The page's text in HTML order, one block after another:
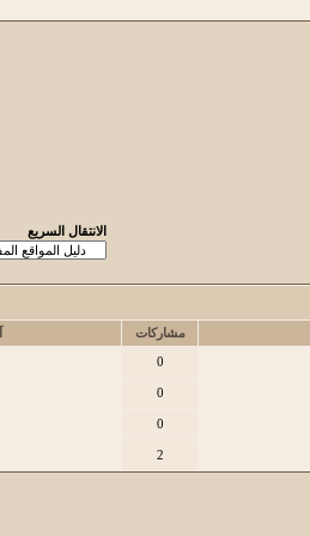
الانتقال السريع
مشاركات
0
0
0
2